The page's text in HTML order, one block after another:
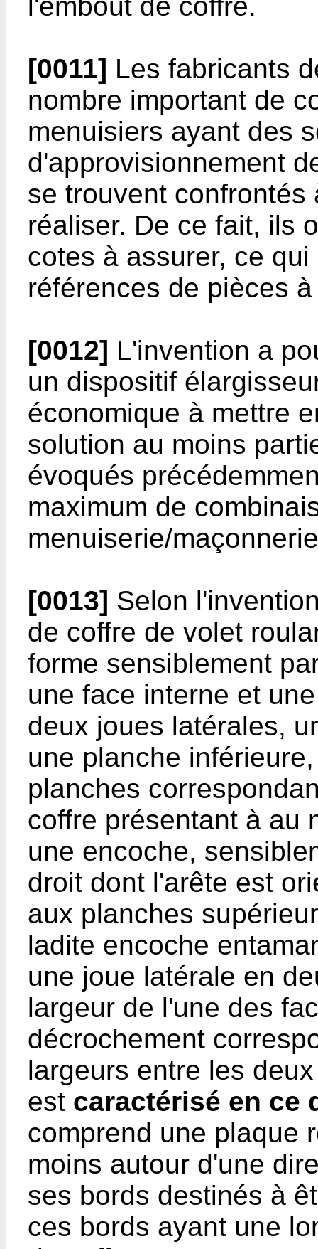
[0011] Les fabricants
nombre important de
menuisiers ayant des
d'approvisionnement
se trouvent
réaliser. De ce fait, ils
cotes à assurer, ce
références de pièces
[0012] L'invention a
un dispositif
économique à mettre
solution au moins
évoqués
maximum de
menuiserie/
[0013] Selon
de coffre de volet
forme sensiblement
une face interne et
deux joues latérales,
une planche
planches
coffre présentant à au
une encoche,
droit dont l'arête est
aux planches
ladite encoche
une joue latérale en
largeur de l'une des
décrochement
largeurs entre les
est caractérisé en ce
comprend une plaque
moins autour d'une
ses bords destinés à
ces bords ayant une